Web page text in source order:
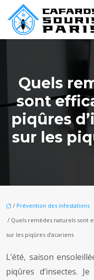
Quels
sont
piqûres
sur les
/ Prévention des infestations
/ Quels remèdes naturels sont
sur les piqûres d’acariens
L’été, saison
piqûres d’insectes.